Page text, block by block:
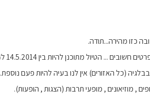
כזו מהירה...תודה.
... הטיול מתוכנן להיות בין 14.5.2014 ל21.5.2014.
(כל האזורים) אין לנו בעיה להיות פעם נוספת.
, מוזיאונים , מופעי תרבות (הצגות , הופעות).